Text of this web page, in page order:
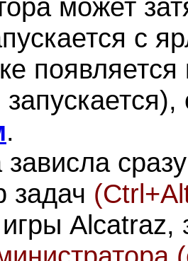
может
с
.
задач
Alcatraz,